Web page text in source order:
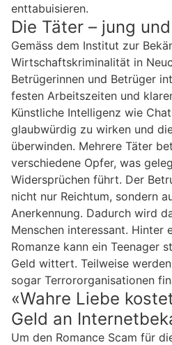
enttabuisieren.
Die Täter – jung
Gemäss dem Institut zur
Wirtschaftskriminalität in
Betrügerinnen und Betrüger
festen Arbeitszeiten und
Künstliche Intelligenz wie
glaubwürdig zu wirken und
überwinden. Mehrere Täter
verschiedene Opfer, was
Widersprüchen führt. Der
nicht nur Reichtum, sondern
Anerkennung. Dadurch wird
Menschen interessant. Hinter
Romanze kann ein Teenager
Geld wittert. Teilweise
sogar Terrororganisationen
«Wahre Liebe
Geld an
Um den Romance Scam für